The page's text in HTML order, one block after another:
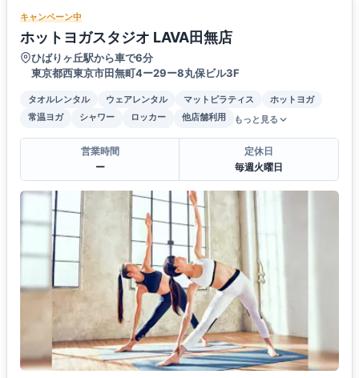
キャンペーン中
ホットヨガスタジオ LAVA田無店
ひばりヶ丘駅から車で6分
東京都西東京市田無町4ー29ー8丸保ビル3F
タオルレンタル ウェアレンタル マットピラティス
ホットヨガ
常温ヨガ
シャワー ロッカー 他店舗利用 もっと見る
営業時間
ー
定休日
毎週火曜日